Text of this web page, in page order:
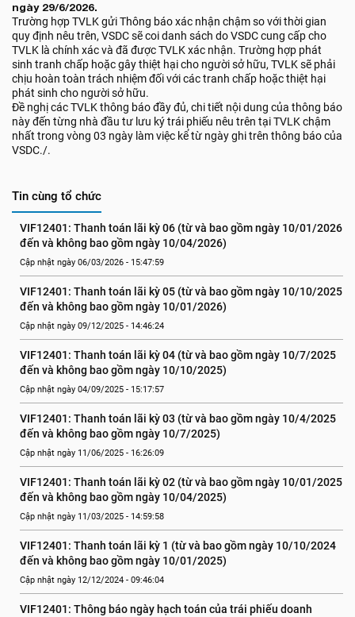
ngày 29/6/2026.
Trường hợp TVLK gửi Thông báo xác nhận chậm so với thời gian
quy định nêu trên, VSDC sẽ coi danh sách do VSDC cung cấp cho
TVLK là chính xác và đã được TVLK xác nhận. Trường hợp phát
sinh tranh chấp hoặc gây thiệt hại cho người sở hữu, TVLK sẽ phải
chịu hoàn toàn trách nhiệm đối với các tranh chấp hoặc thiệt hại
phát sinh cho người sở hữu.
Đề nghị các TVLK thông báo đầy đủ, chi tiết nội dung của thông báo
này đến từng nhà đầu tư lưu ký trái phiếu nêu trên tại TVLK chậm
nhất trong vòng 03 ngày làm việc kể từ ngày ghi trên thông báo của
VSDC./.
Tin cùng tổ chức
VIF12401: Thanh toán lãi kỳ 06 (từ và bao gồm ngày 10/01/2026
đến và không bao gồm ngày 10/04/2026)
Cập nhật ngày 06/03/2026 - 15:47:59
VIF12401: Thanh toán lãi kỳ 05 (từ và bao gồm ngày 10/10/2025
đến và không bao gồm ngày 10/01/2026)
Cập nhật ngày 09/12/2025 - 14:46:24
VIF12401: Thanh toán lãi kỳ 04 (từ và bao gồm ngày 10/7/2025
đến và không bao gồm ngày 10/10/2025)
Cập nhật ngày 04/09/2025 - 15:17:57
VIF12401: Thanh toán lãi kỳ 03 (từ và bao gồm ngày 10/4/2025
đến và không bao gồm ngày 10/7/2025)
Cập nhật ngày 11/06/2025 - 16:26:09
VIF12401: Thanh toán lãi kỳ 02 (từ và bao gồm ngày 10/01/2025
đến và không bao gồm ngày 10/04/2025)
Cập nhật ngày 11/03/2025 - 14:59:58
VIF12401: Thanh toán lãi kỳ 1 (từ và bao gồm ngày 10/10/2024
đến và không bao gồm ngày 10/01/2025)
Cập nhật ngày 12/12/2024 - 09:46:04
VIF12401: Thông báo ngày hạch toán của trái phiếu doanh